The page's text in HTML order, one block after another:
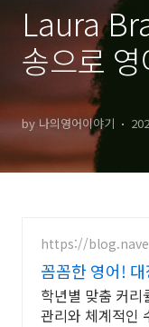
Laura
송으로
영혼, 가
기!
by 나의영어이야기
https://
꼼꼼한 영어!
학년별 맞춤 커리
관리와 체계적인